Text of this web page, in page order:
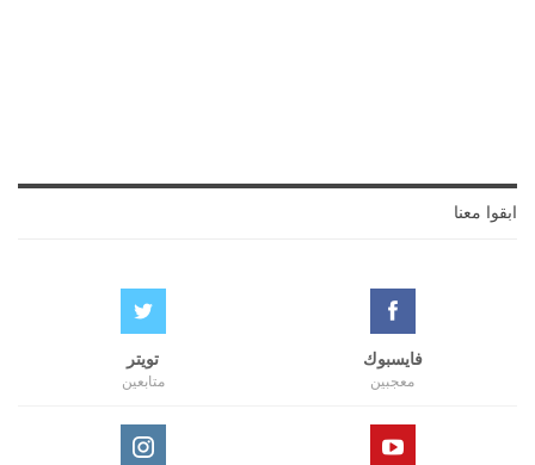
ابقوا معنا
فايسبوك
معجبين
تويتر
متابعين